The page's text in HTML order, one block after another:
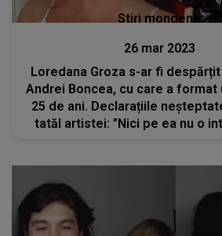
Stiri mondene
26 mar 2023
Loredana Groza s-ar fi
Andrei Boncea, cu care a format
25 de ani. Declarațiile
tatăl artistei: ”Nici pe ea nu o